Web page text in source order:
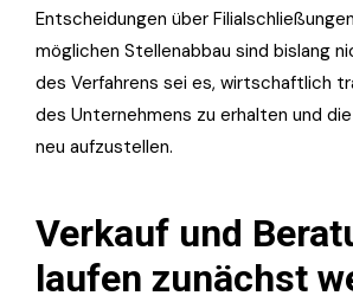
Entscheidungen über
möglichen Stellenabbau sind bislang
des Verfahrens sei es, wirtschaftlich
des Unternehmens zu erhalten und
neu aufzustellen.
Verkauf und
laufen zunächst